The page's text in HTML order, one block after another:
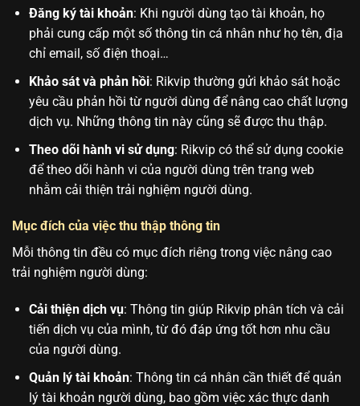
Đăng ký tài khoản: Khi người dùng tạo tài khoản, họ
phải cung cấp một số thông tin cá nhân như họ tên, địa
chỉ email, số điện thoại…
Khảo sát và phản hồi: Rikvip thường gửi khảo sát hoặc
yêu cầu phản hồi từ người dùng để nâng cao chất lượng
dịch vụ. Những thông tin này cũng sẽ được thu thập.
Theo dõi hành vi sử dụng: Rikvip có thể sử dụng cookie
để theo dõi hành vi của người dùng trên trang web
nhằm cải thiện trải nghiệm người dùng.
Mục đích của việc thu thập thông tin
Mỗi thông tin đều có mục đích riêng trong việc nâng cao
trải nghiệm người dùng:
Cải thiện dịch vụ: Thông tin giúp Rikvip phân tích và cải
tiến dịch vụ của mình, từ đó đáp ứng tốt hơn nhu cầu
của người dùng.
Quản lý tài khoản: Thông tin cá nhân cần thiết để quản
lý tài khoản người dùng, bao gồm việc xác thực danh